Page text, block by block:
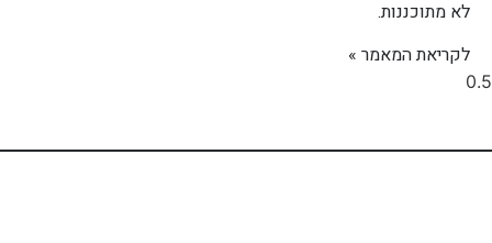
לא מתוכננות.
לקריאת המאמר »